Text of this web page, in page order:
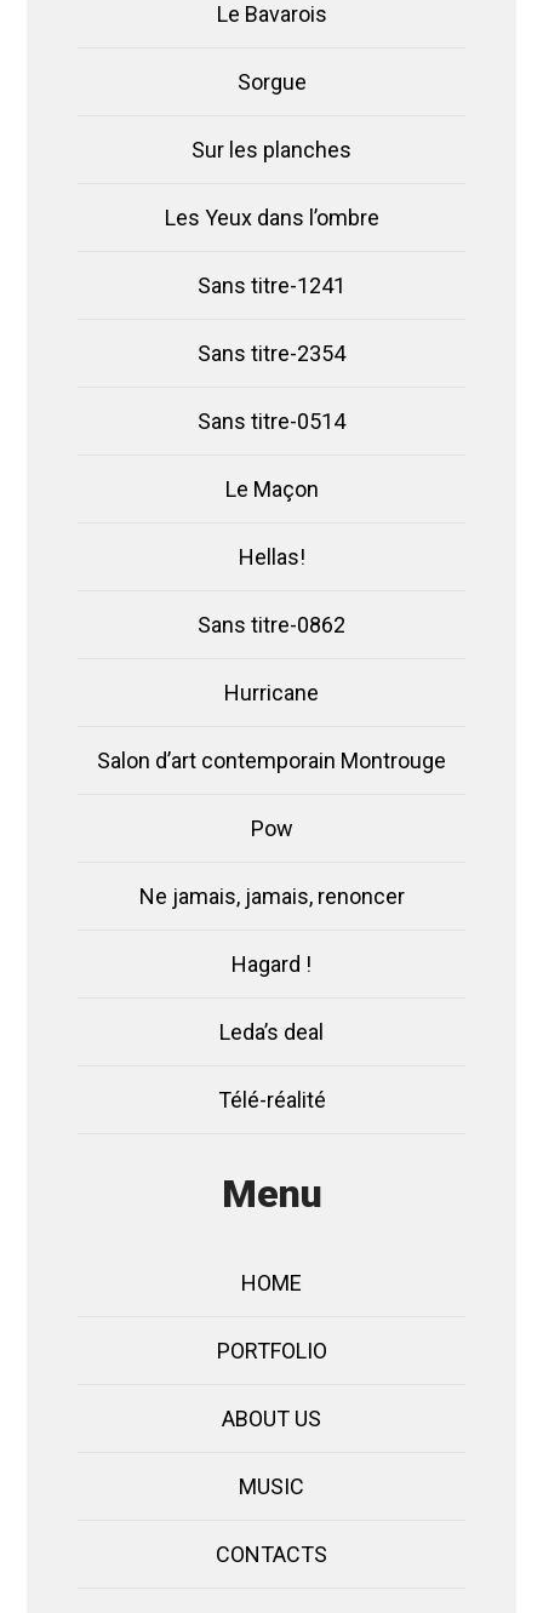
Le Bavarois
Sorgue
Sur les planches
Les Yeux dans l’ombre
Sans titre-1241
Sans titre-2354
Sans titre-0514
Le Maçon
Hellas!
Sans titre-0862
Hurricane
Salon d’art contemporain Montrouge
Pow
Ne jamais, jamais, renoncer
Hagard !
Leda’s deal
Télé-réalité
Menu
HOME
PORTFOLIO
ABOUT US
MUSIC
CONTACTS